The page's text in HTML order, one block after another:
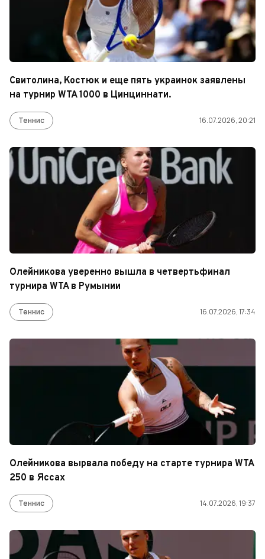
Свитолина, Костюк и еще пять украинок заявлены
на турнир WTA 1000 в Цинциннати.
Теннис 16.07.2026, 20:21
Олейникова уверенно вышла в четвертьфинал
турнира WTA в Румынии
Теннис 16.07.2026, 17:34
Олейникова вырвала победу на старте турнира WTA
250 в Яссах
Теннис 14.07.2026, 19:37